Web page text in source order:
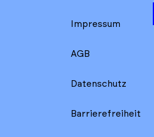
Impressum
AGB
Datenschutz
Barrierefreiheit